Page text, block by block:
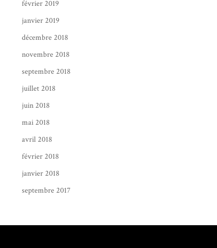
février 2019
janvier 2019
décembre 2018
novembre 2018
septembre 2018
juillet 2018
juin 2018
mai 2018
avril 2018
février 2018
janvier 2018
septembre 2017